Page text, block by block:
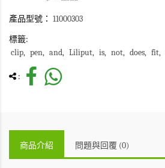
產品型號： 11000303
標籤:
clip
pen and Liliput is not does fit
:
商品介紹 問題與回覆 (0)